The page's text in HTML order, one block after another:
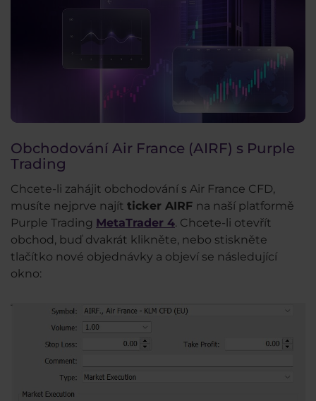
Obchodování Air France (AIRF) s Purple
Trading
Chcete-li zahájit obchodování s Air France CFD,
musíte nejprve najít ticker AIRF na naší platformě
Purple Trading MetaTrader 4. Chcete-li otevřít
obchod, buď dvakrát klikněte, nebo stiskněte
tlačítko nové objednávky a objeví se následující
okno: